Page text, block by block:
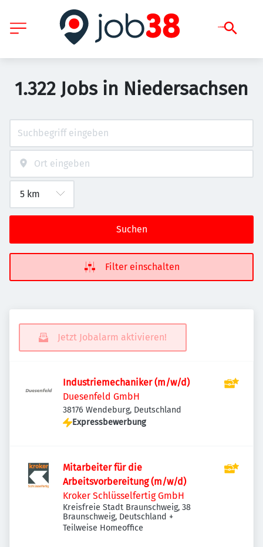
1.322 Jobs in Niedersachsen
Suchen
Filter einschalten
Jetzt Jobalarm aktivieren!
Industriemechaniker (m/w/d)
Duesenfeld GmbH
38176 Wendeburg, Deutschland
Expressbewerbung
Mitarbeiter für die
Arbeitsvorbereitung (m/w/d)
Kroker Schlüsselfertig GmbH
Kreisfreie Stadt Braunschweig, 38
Braunschweig, Deutschland +
Teilweise Homeoffice